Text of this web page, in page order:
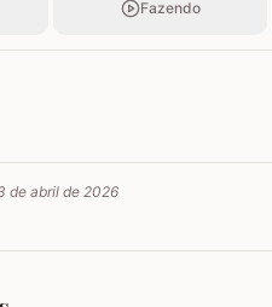
Fazendo
de abril de 2026